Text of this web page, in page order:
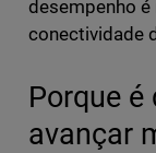
desempenho
conectividade
Porque é
avançar